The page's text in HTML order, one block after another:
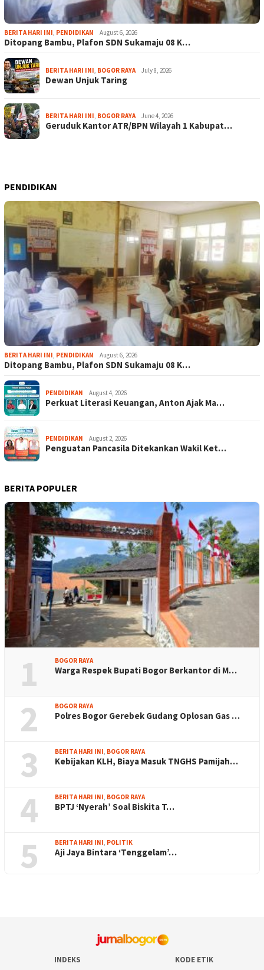
BERITA HARI INI, PENDIDIKAN August 6, 2026
Ditopang Bambu, Plafon SDN Sukamaju 08 K…
BERITA HARI INI, BOGOR RAYA July 8, 2026
Dewan Unjuk Taring
BERITA HARI INI, BOGOR RAYA June 4, 2026
Geruduk Kantor ATR/BPN Wilayah 1 Kabupat…
PENDIDIKAN
BERITA HARI INI, PENDIDIKAN August 6, 2026
Ditopang Bambu, Plafon SDN Sukamaju 08 K…
PENDIDIKAN August 4, 2026
Perkuat Literasi Keuangan, Anton Ajak Ma…
PENDIDIKAN August 2, 2026
Penguatan Pancasila Ditekankan Wakil Ket…
BERITA POPULER
1 BOGOR RAYA
Warga Respek Bupati Bogor Berkantor di M…
2 BOGOR RAYA
Polres Bogor Gerebek Gudang Oplosan Gas …
3 BERITA HARI INI, BOGOR RAYA
Kebijakan KLH, Biaya Masuk TNGHS Pamijah…
4 BERITA HARI INI, BOGOR RAYA
BPTJ ‘Nyerah’ Soal Biskita T…
5 BERITA HARI INI, POLITIK
Aji Jaya Bintara ‘Tenggelam’…
INDEKS KODE ETIK